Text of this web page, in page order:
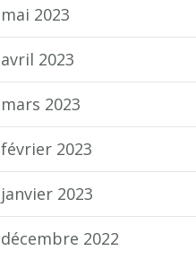
mai 2023
avril 2023
mars 2023
février 2023
janvier 2023
décembre 2022